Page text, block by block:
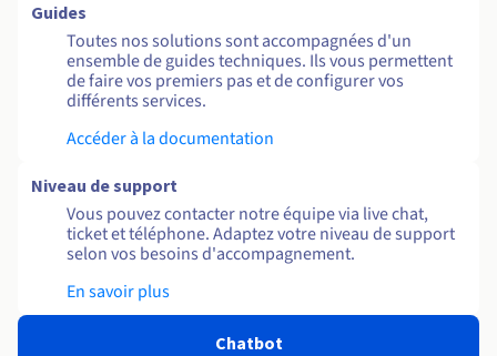
Guides
Toutes nos solutions sont accompagnées d'un
ensemble de guides techniques. Ils vous permettent
de faire vos premiers pas et de configurer vos
différents services.
Accéder à la documentation
Niveau de support
Vous pouvez contacter notre équipe via live chat,
ticket et téléphone. Adaptez votre niveau de support
selon vos besoins d'accompagnement.
En savoir plus
Chatbot